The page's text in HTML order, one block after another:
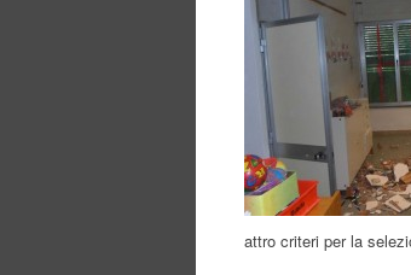
attro criteri per la